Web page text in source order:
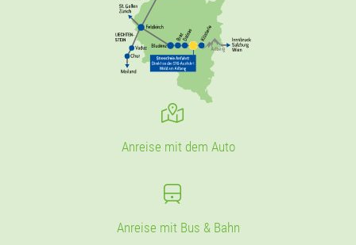
Anreise mit dem Auto
Anreise mit Bus & Bahn